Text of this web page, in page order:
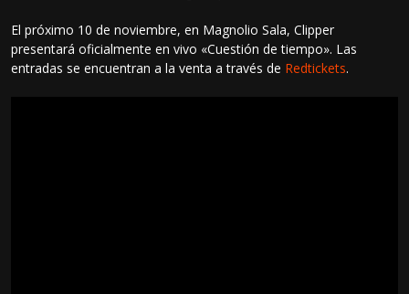
El próximo 10 de noviembre, en Magnolio Sala, Clipper
presentará oficialmente en vivo «Cuestión de tiempo». Las
entradas se encuentran a la venta a través de Redtickets.